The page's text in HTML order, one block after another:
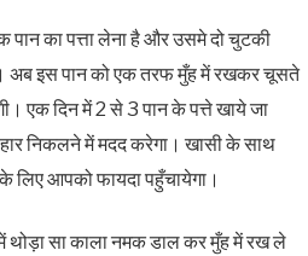
का पत्ता लेना है और उसमे दो चुटकी
अब इस पान को एक तरफ मुँह में रखकर चूसते
एक दिन में 2 से 3 पान के पत्ते खाये जा
निकलने में मदद करेगा। खासी के साथ
लिए आपको फायदा पहुँचायेगा।
सा काला नमक डाल कर मुँह में रख ले